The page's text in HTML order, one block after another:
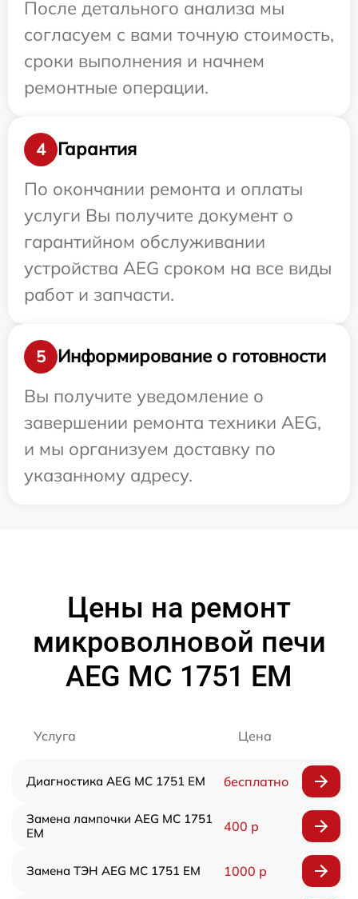
После детального анализа мы
согласуем с вами точную стоимость,
сроки выполнения и начнем
ремонтные операции.
4
Гарантия
По окончании ремонта и оплаты
услуги Вы получите документ о
гарантийном обслуживании
устройства AEG сроком на все виды
работ и запчасти.
5
Информирование о готовности
Вы получите уведомление о
завершении ремонта техники AEG,
и мы организуем доставку по
указанному адресу.
Цены на ремонт
микроволновой печи
AEG MC 1751 EM
Услуга Цена
Диагностика AEG MC 1751 EM бесплатно
Замена лампочки AEG MC 1751
EM
400 р
Замена ТЭН AEG MC 1751 EM 1000 р